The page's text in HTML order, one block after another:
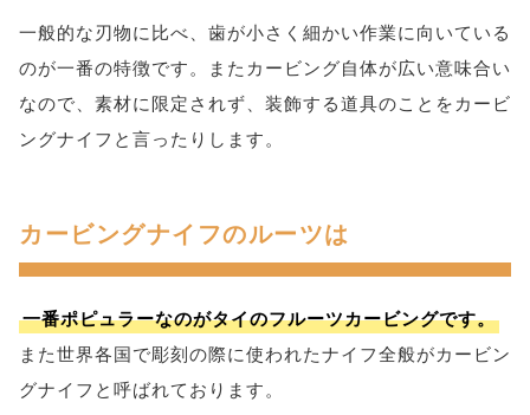
一般的な刃物に比べ、歯が小さく細かい作業に向いている
のが一番の特徴です。またカービング自体が広い意味合い
なので、素材に限定されず、装飾する道具のことをカービ
ングナイフと言ったりします。
カービングナイフのルーツは
一番ポピュラーなのがタイのフルーツカービングです。
また世界各国で彫刻の際に使われたナイフ全般がカービン
グナイフと呼ばれております。